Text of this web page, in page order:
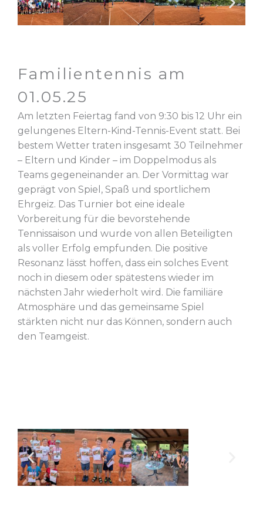
Familientennis am
01.05.25
Am letzten Feiertag fand von 9:30 bis 12 Uhr ein
gelungenes Eltern-Kind-Tennis-Event statt. Bei
bestem Wetter traten insgesamt 30 Teilnehmer
– Eltern und Kinder – im Doppelmodus als
Teams gegeneinander an. Der Vormittag war
geprägt von Spiel, Spaß und sportlichem
Ehrgeiz. Das Turnier bot eine ideale
Vorbereitung für die bevorstehende
Tennissaison und wurde von allen Beteiligten
als voller Erfolg empfunden. Die positive
Resonanz lässt hoffen, dass ein solches Event
noch in diesem oder spätestens wieder im
nächsten Jahr wiederholt wird. Die familiäre
Atmosphäre und das gemeinsame Spiel
stärkten nicht nur das Können, sondern auch
den Teamgeist.